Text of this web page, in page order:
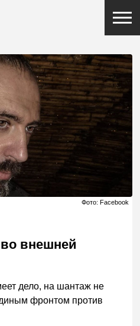
Фото: Facebook
внешней
дело, на шантаж не
фронтом против